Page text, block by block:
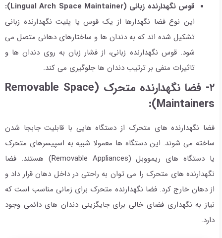
قوس نگهدارنده زبانی (Lingual Arch Space Maintainer):
این نوع فضا نگهدارها از یک قوس یا پلیت نگهدارنده زبانی
تشکیل شده اند که به دندان ها و ساختارهای دهانی متصل می
شود. قوس نگهدارنده زبانی، از فشار زبان به روی دندان ها و
تاثیرات منفی بر ترتیب دندان ها جلوگیری می کند.
۲- فضا نگهدارنده متحرک (Removable Space
Maintainers):
فضا نگهدارنده های متحرک از دستگاه هایی با قابلیت جابجا شدن
ساخته می شوند. این دستگاه ها معمولا شبیه به اسپیسرهای متحرک
یا دستگاه های ریمووبل (Removable Appliances) هستند. فضا
نگهدارنده های متحرک را می توان به راحتی در داخل دهان قرار داد و
از دهان خارج کرد. فضا نگهدارنده متحرک برای زمانی مناسب است که
نیاز به نگهداری فضای خالی برای جایگزینی دندان های دائمی وجود
دارد.